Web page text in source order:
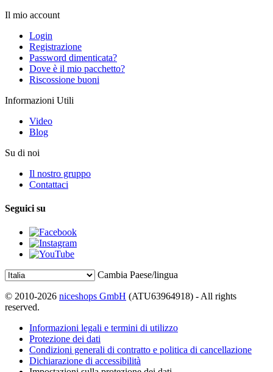
Il mio account
Login
Registrazione
Password dimenticata?
Dove è il mio pacchetto?
Riscossione buoni
Informazioni Utili
Video
Blog
Su di noi
Il nostro gruppo
Contattaci
Seguici su
Cambia Paese/lingua
© 2010-2026 niceshops GmbH (ATU63964918) - All rights
reserved.
Informazioni legali e termini di utilizzo
Protezione dei dati
Condizioni generali di contratto e politica di cancellazione
Dichiarazione di accessibilità